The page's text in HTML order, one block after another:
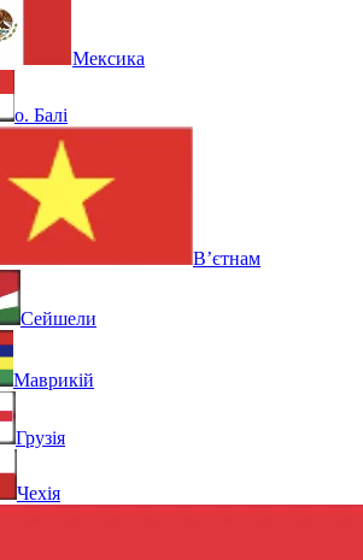
Мексика
о. Балі
В’єтнам
Сейшели
Маврикій
Грузія
Чехія